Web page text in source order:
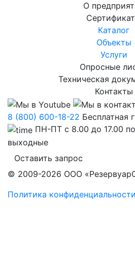
О
Каталог
Объекты
Услуги
Опросные
Техническая
Контакты
8 (800) 600-18-22 Бесплатная
ПН-ПТ с 8.00 до 17.00
выходные
Оставить запрос
© 2009-2026 ООО
Политика конфиденциальности